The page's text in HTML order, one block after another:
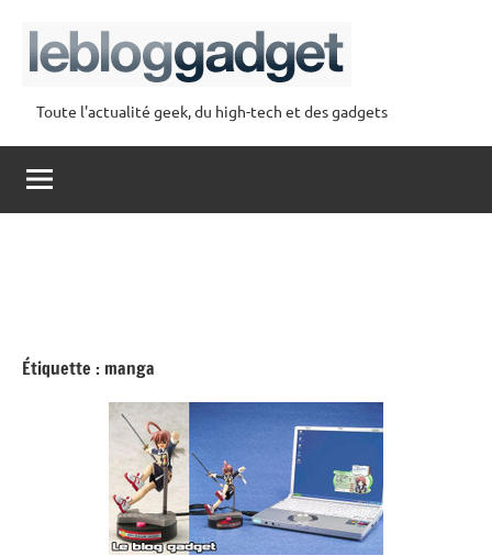
contenu
lebloggadget
Toute l'actualité geek, du high-tech et des gadgets
Étiquette : manga